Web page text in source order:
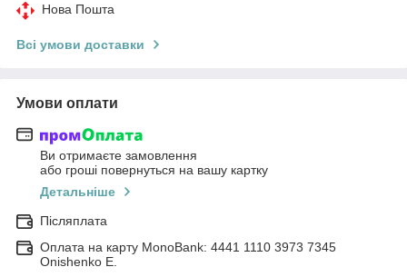
Нова Пошта
Всі умови доставки
Умови оплати
Ви отримаєте замовлення
або гроші повернуться на вашу картку
Детальніше
Післяплата
Оплата на карту MonoBank: 4441 1110 3973 7345
Onishenko E.